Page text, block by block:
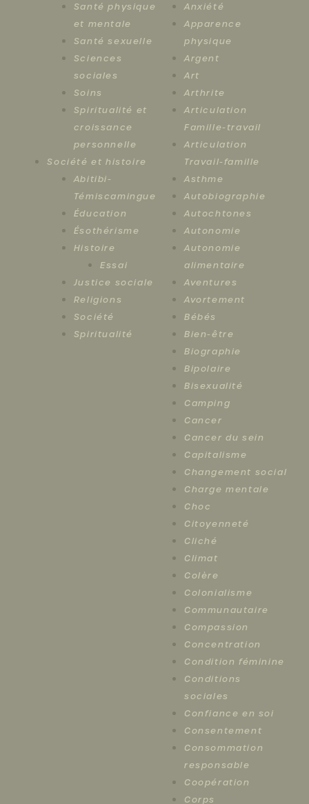
Santé physique
et mentale
Santé sexuelle
Sciences
sociales
Soins
Spiritualité et
croissance
personnelle
Société et histoire
Abitibi-
Témiscamingue
Éducation
Ésothérisme
Histoire
Essai
Justice sociale
Religions
Société
Spiritualité
Anxiété
Apparence
physique
Argent
Art
Arthrite
Articulation
Famille-travail
Articulation
Travail-famille
Asthme
Autobiographie
Autochtones
Autonomie
Autonomie
alimentaire
Aventures
Avortement
Bébés
Bien-être
Biographie
Bipolaire
Bisexualité
Camping
Cancer
Cancer du sein
Capitalisme
Changement social
Charge mentale
Choc
Citoyenneté
Cliché
Climat
Colère
Colonialisme
Communautaire
Compassion
Concentration
Condition féminine
Conditions
sociales
Confiance en soi
Consentement
Consommation
responsable
Coopération
Corps